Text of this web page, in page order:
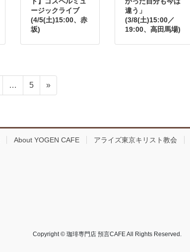
ージックライブ
(4/5(土)15:00、赤
坂)
違う」
(3/8(土)15:00／
19:00、高田馬場)
…
ペ
ー
5 »
About YOGEN CAFE アライズ東京キリスト教会
Copyright © 珈琲専門店 預言CAFE All Rights Reserved.